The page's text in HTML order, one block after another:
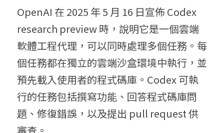
OpenAI 在 2025 年 5 月 16 日宣佈 Codex
research preview 時，說明它是一個雲端
軟體工程代理，可以同時處理多個任務。每
個任務都在獨立的雲端沙盒環境中執行，並
預先載入使用者的程式碼庫。Codex 可執
行的任務包括撰寫功能、回答程式碼庫問
題、修復錯誤，以及提出 pull request 供